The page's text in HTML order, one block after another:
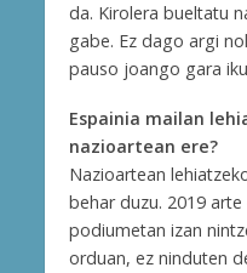
da. Kirolera bueltatu
gabe. Ez dago argi
pauso joango gara
Espainia mailan
nazioartean ere?
Nazioartean
behar duzu. 2019
podiumetan izan
orduan, ez ninduten